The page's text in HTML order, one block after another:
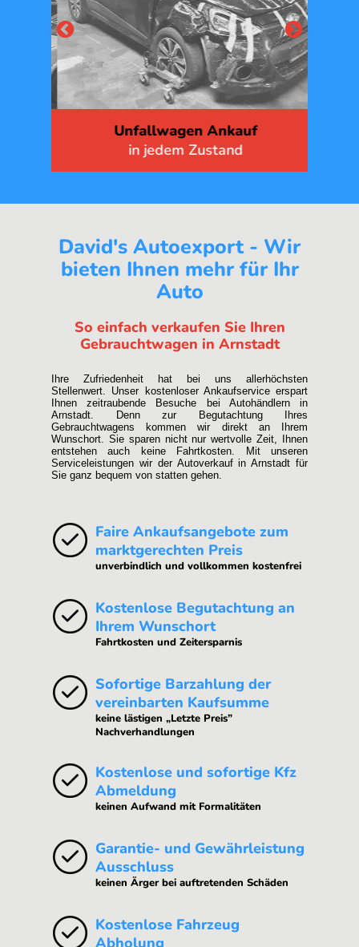
Unfallwagen Ankauf
in jedem Zustand
David's Autoexport - Wir
bieten Ihnen mehr für Ihr
Auto
So einfach verkaufen Sie Ihren
Gebrauchtwagen in Arnstadt
Ihre Zufriedenheit hat bei uns allerhöchsten
Stellenwert. Unser kostenloser Ankaufservice erspart
Ihnen zeitraubende Besuche bei Autohändlern in
Arnstadt. Denn zur Begutachtung Ihres
Gebrauchtwagens kommen wir direkt an Ihrem
Wunschort. Sie sparen nicht nur wertvolle Zeit, Ihnen
entstehen auch keine Fahrtkosten. Mit unseren
Serviceleistungen wir der Autoverkauf in Arnstadt für
Sie ganz bequem von statten gehen.
Faire Ankaufsangebote zum
marktgerechten Preis
unverbindlich und vollkommen kostenfrei
Kostenlose Begutachtung an
Ihrem Wunschort
Fahrtkosten und Zeitersparnis
Sofortige Barzahlung der
vereinbarten Kaufsumme
keine lästigen „Letzte Preis”
Nachverhandlungen
Kostenlose und sofortige Kfz
Abmeldung
keinen Aufwand mit Formalitäten
Garantie- und Gewährleistung
Ausschluss
keinen Ärger bei auftretenden Schäden
Kostenlose Fahrzeug
Abholung